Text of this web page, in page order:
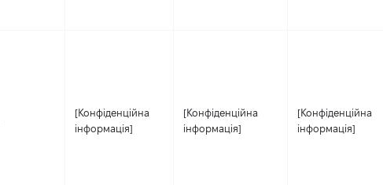
[Конфіденційна
інформація]
[Конфіденційна
інформація]
[Конфіденційна
інформація]